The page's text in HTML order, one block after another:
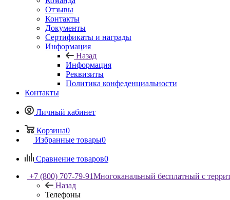
Отзывы
Контакты
Документы
Сертификаты и награды
Информация
Назад
Информация
Реквизиты
Политика конфеденциальности
Контакты
Личный кабинет
Корзина0
Избранные товары0
Сравнение товаров0
+7 (800) 707-79-91Многоканальный бесплатный с
Назад
Телефоны